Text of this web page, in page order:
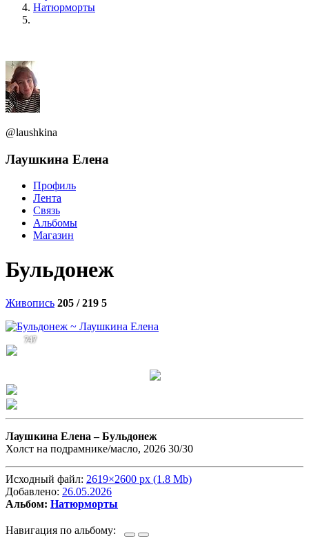
Натюрморты
@laushkina
Лаушкина Елена
Профиль
Лента
Связь
Альбомы
Магазин
Бульдонеж
Живопись 205 / 219 5
747
Лаушкина Елена –Бульдонеж
Холст на подрамнике/масло, 2026 30/30
Исходный файл: 2619×2600 px (1.8 Mb)
Добавлено: 26.05.2026
Альбом: Натюрморты
Навигация по альбому: